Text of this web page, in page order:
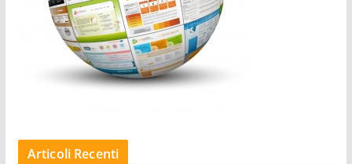
Articoli Recenti